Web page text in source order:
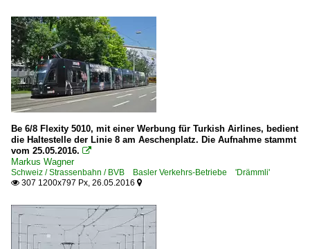
Be 6/8 Flexity 5010, mit einer Werbung für Turkish Airlines, bedient
die Haltestelle der Linie 8 am Aeschenplatz. Die Aufnahme stammt
vom 25.05.2016. 
Markus Wagner
Schweiz / Strassenbahn / BVB Basler Verkehrs-Betriebe 'Drämmli'
 307 1200x797 Px, 26.05.2016 